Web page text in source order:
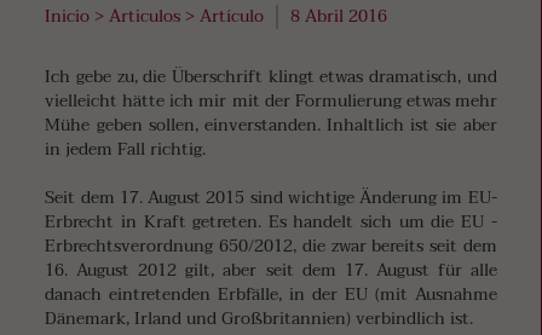
Inicio >Articulos >Artículo 8 Abril 2016
Ich gebe zu, die Überschrift klingt etwas dramatisch, und
vielleicht hätte ich mir mit der Formulierung etwas mehr
Mühe geben sollen, einverstanden. Inhaltlich ist sie aber
in jedem Fall richtig.
Seit dem 17. August 2015 sind wichtige Änderung im EU-
Erbrecht in Kraft getreten. Es handelt sich um die EU -
Erbrechtsverordnung 650/2012, die zwar bereits seit dem
16. August 2012 gilt, aber seit dem 17. August für alle
danach eintretenden Erbfälle, in der EU (mit Ausnahme
Dänemark, Irland und Großbritannien) verbindlich ist.